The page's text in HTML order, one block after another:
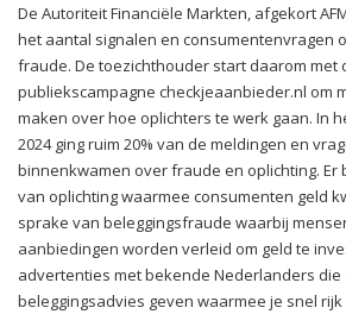
De Autoriteit Financiële Markten, afgekort
het aantal signalen en consumentenvragen
fraude. De toezichthouder start daarom met
publiekscampagne checkjeaanbieder.nl om
maken over hoe oplichters te werk gaan. In
2024 ging ruim 20% van de meldingen en
binnenkwamen over fraude en oplichting. Er
van oplichting waarmee consumenten geld
sprake van beleggingsfraude waarbij
aanbiedingen worden verleid om geld te
advertenties met bekende Nederlanders die
beleggingsadvies geven waarmee je snel